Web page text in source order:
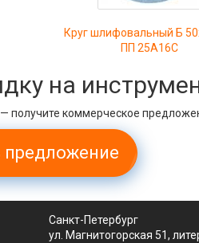
Круг шлифовальный Б
ПП 25А16С
на
— получите коммерческое
предложение
Санкт-Петербург
ул. Магнитогорская 51,